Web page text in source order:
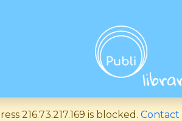
216.73.217.169 is blocked. Contact